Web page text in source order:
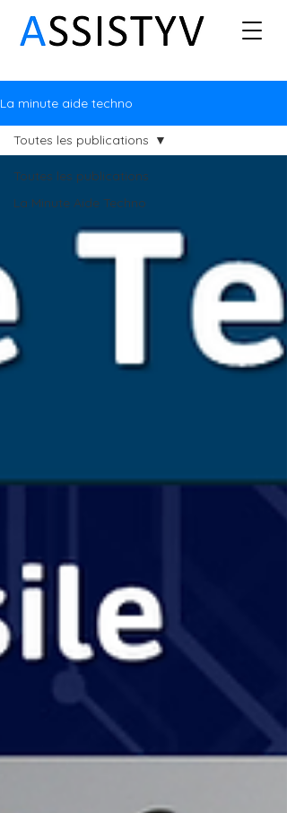
La minute aide techno
Toutes les publications
La Minute Aide Techno
Toutes les publications